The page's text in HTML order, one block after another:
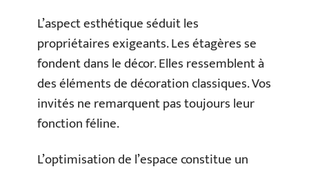
L’aspect esthétique séduit les
propriétaires exigeants. Les étagères se
fondent dans le décor. Elles ressemblent à
des éléments de décoration classiques. Vos
invités ne remarquent pas toujours leur
fonction féline.
L’optimisation de l’espace constitue un